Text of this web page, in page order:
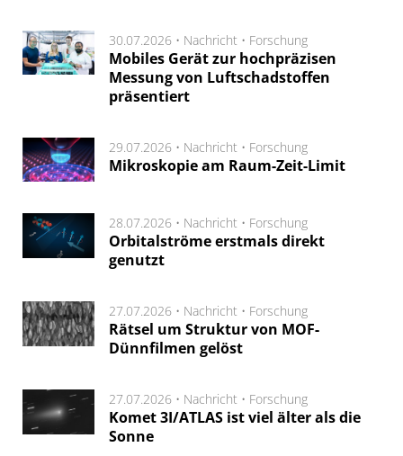
30.07.2026 • Nachricht • Forschung
Mobiles Gerät zur hochpräzisen
Messung von Luftschadstoffen
präsentiert
29.07.2026 • Nachricht • Forschung
Mikroskopie am Raum-Zeit-Limit
28.07.2026 • Nachricht • Forschung
Orbitalströme erstmals direkt
genutzt
27.07.2026 • Nachricht • Forschung
Rätsel um Struktur von MOF-
Dünnfilmen gelöst
27.07.2026 • Nachricht • Forschung
Komet 3I/ATLAS ist viel älter als die
Sonne